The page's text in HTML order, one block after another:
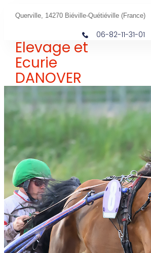
Querville, 14270 Biéville-Quétiéville (France)
06-82-11-31-01
Elevage et
Ecurie
DANOVER